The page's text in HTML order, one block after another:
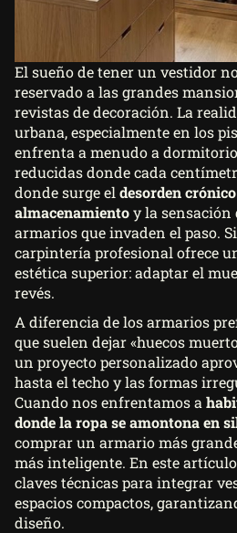
El sueño de tener un vestidor
reservado a las grandes
revistas de decoración. La
urbana, especialmente en los
enfrenta a menudo a
reducidas donde cada
donde surge el desorden
almacenamientoy la sensación
armarios que invaden el paso.
carpintería profesional ofrece
estética superior: adaptar el
revés.
A diferencia de los armarios
que suelen dejar «huecos
un proyecto personalizado
hasta el techo y las formas
Cuando nos enfrentamos a
donde la ropa se amontona en
comprar un armario más
más inteligente. En este
claves técnicas para integrar
espacios compactos,
diseño.